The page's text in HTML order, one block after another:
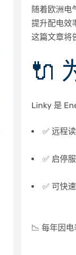
随着欧洲电
提升配电效
这篇文章将
🔌
Linky 是
✅ 远程
✅ 启停
✅ 可快
📉 每年因